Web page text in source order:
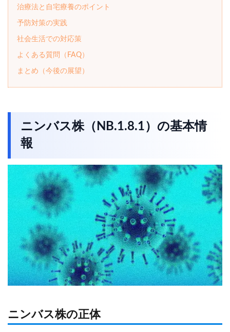
治療法と自宅療養のポイント
予防対策の実践
社会生活での対応策
よくある質問（FAQ）
まとめ（今後の展望）
ニンバス株（NB.1.8.1）の基本情
報
ニンバス株の正体